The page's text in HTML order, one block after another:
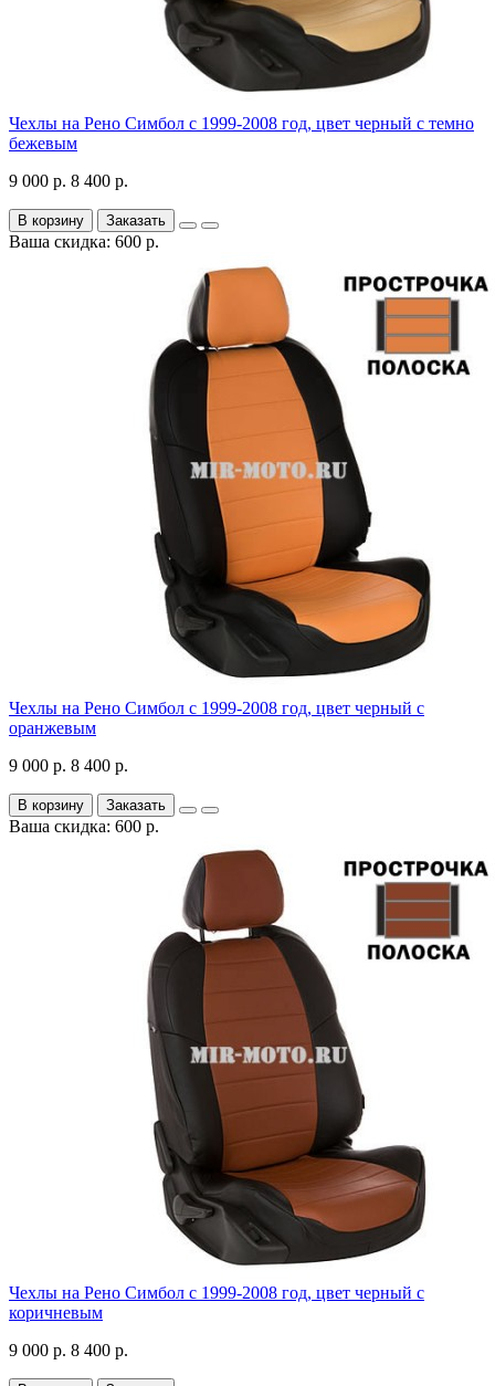
Чехлы на Рено Симбол с 1999-2008 год, цвет черный с темно
бежевым
9 000 р. 8 400 р.
В корзину Заказать
Ваша скидка: 600 р.
Чехлы на Рено Симбол с 1999-2008 год, цвет черный с
оранжевым
9 000 р. 8 400 р.
В корзину Заказать
Ваша скидка: 600 р.
Чехлы на Рено Симбол с 1999-2008 год, цвет черный с
коричневым
9 000 р. 8 400 р.